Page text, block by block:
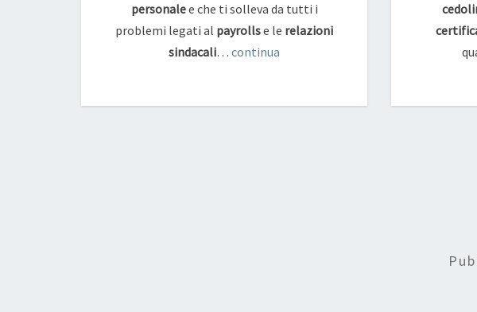
personalee che ti solleva da tutti i
problemi legati al payrollse le relazioni
sindacali… continua